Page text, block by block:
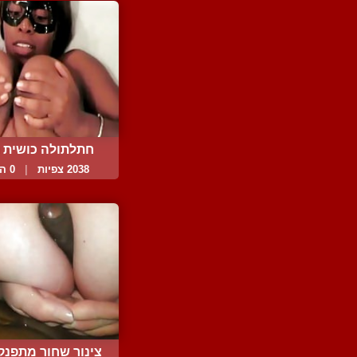
חתלתולה
אותו...
2038 צפיות 0 המלצות
צינור שחור